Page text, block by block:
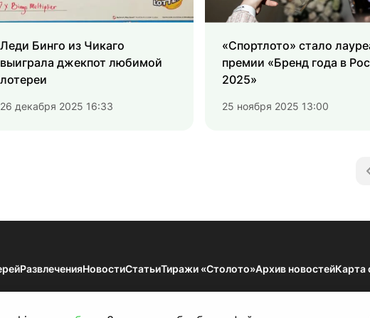
Леди Бинго из Чикаго
выиграла джекпот любимой
лотереи
26 декабря 2025 16:33
«Спортлото» стало
премии «Бренд года в
2025»
25 ноября 2025 13:00
РазвлеченияНовостиСтатьиТиражи «Столото»Архив новостейКарта
информации — Результаты тиражей Всероссийских государственных